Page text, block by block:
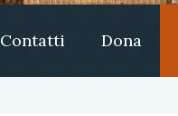
Contatti Dona